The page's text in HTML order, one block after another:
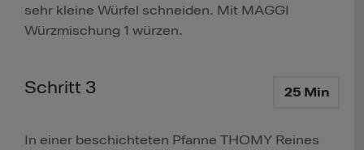
sehr kleine Würfel schneiden. Mit MAGGI
Würzmischung 1 würzen.
Schritt 3 25 Min
In einer beschichteten Pfanne THOMY Reines